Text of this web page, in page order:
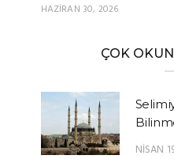
HAZIRAN 30, 2026
ÇOK
NISAN